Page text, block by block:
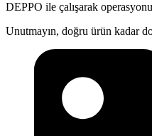
DEPPO ile çalışarak
Unutmayın, doğru ürün kadar